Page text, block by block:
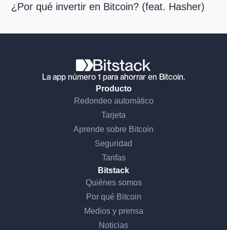
¿Por qué invertir en Bitcoin? (feat. Hasher)
La app número 1 para ahorrar en Bitcoin.
Producto
Redondeo automático
Tarjeta
Aprende sobre Bitcoin
Seguridad
Tarifas
Bitstack
Quiénes somos
Por qué Bitcoin
Medios y prensa
Noticias